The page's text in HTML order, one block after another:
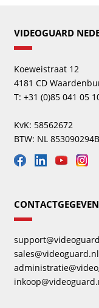
VIDEOGUARD
Koeweistraat 12
4181 CD
T: +31 (0)85 041 05
KvK: 58562672
BTW: NL
sales@videoguard.nl